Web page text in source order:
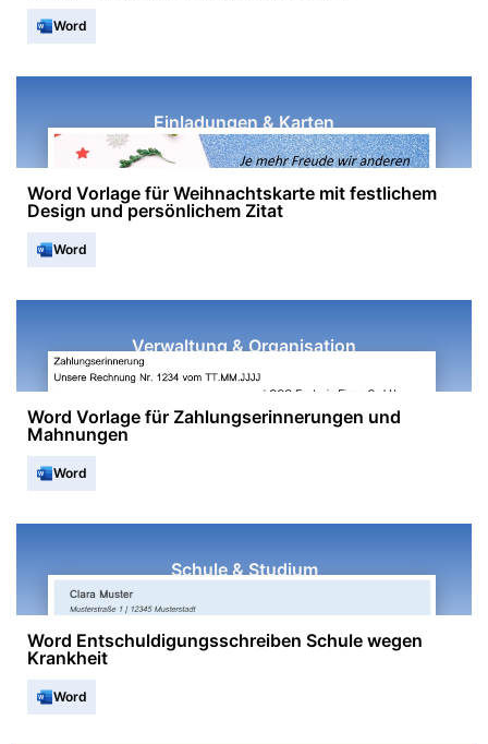
Word
Einladungen & Karten
Word Vorlage für Weihnachtskarte mit festlichem
Design und persönlichem Zitat
Word
Verwaltung & Organisation
Word Vorlage für Zahlungserinnerungen und
Mahnungen
Word
Schule & Studium
Word Entschuldigungsschreiben Schule wegen
Krankheit
Word